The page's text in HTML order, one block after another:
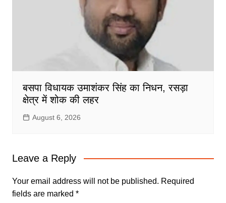
बसपा विधायक उमाशंकर सिंह का निधन, रसड़ा
क्षेत्र में शोक की लहर
August 6, 2026
Leave a Reply
Your email address will not be published. Required
fields are marked *